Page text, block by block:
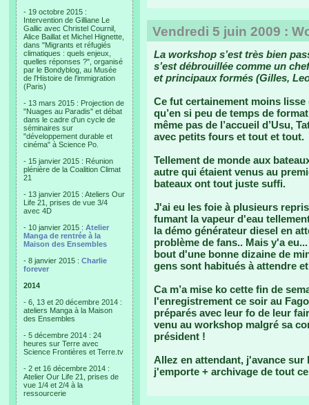
- 19 octobre 2015 :
Intervention de Gilliane Le
Gallic avec Christel Cournil,
Alice Baillat et Michel Hignette,
dans "Migrants et réfugiés
climatiques : quels enjeux,
quelles réponses ?", organisé
par le Bondyblog, au Musée
de l'Histoire de l'immigration
(Paris)
- 13 mars 2015 : Projection de
"Nuages au Paradis" et débat
dans le cadre d'un cycle de
séminaires sur
"développement durable et
cinéma" à Science Po.
- 15 janvier 2015 : Réunion
plénière de la Coalition Climat
21
- 13 janvier 2015 : Ateliers Our
Life 21, prises de vue 3/4
avec 4D
- 10 janvier 2015 : Atelier
Manga de rentrée à la
Maison des Ensembles
- 8 janvier 2015 : Charlie
forever
2014
- 6, 13 et 20 décembre 2014 :
ateliers Manga à la Maison
des Ensembles
- 5 décembre 2014 : 24
heures sur Terre avec
Science Frontières et Terre.tv
- 2 et 16 décembre 2014 :
Atelier Our Life 21, prises de
vue 1/4 et 2/4 à la
ressourcerie
Vendredi 5 juin 2009 :
La workshop s’est très bien
s’est débrouillée comme un
et principaux formés (Gilles,
Ce fut certainement moins lisse
qu’en si peu de temps de
même pas de l’accueil d’Usu,
avec petits fours et tout et tout.
Tellement de monde aux
autre qui étaient venus au
bateaux ont tout juste suffi.
J'ai eu les foie à plusieurs
fumant la vapeur d'eau
la démo générateur diesel en
problème de fans.. Mais y'a
bout d'une bonne dizaine de
gens sont habitués à attendre
Ca m’a mise ko cette fin de
l'enregistrement ce soir au
préparés avec leur fo de leur
venu au workshop malgré sa
président !
Allez en attendant, j'avance sur
j'emporte + archivage de tout